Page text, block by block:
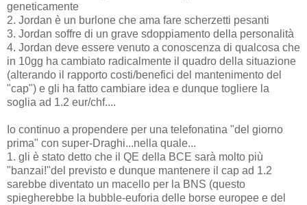
geneticamente
2. Jordan è un burlone che ama fare scherzetti pesanti
3. Jordan soffre di un grave sdoppiamento della personalità
4. Jordan deve essere venuto a conoscenza di qualcosa che
in 10gg ha cambiato radicalmente il quadro della situazione
(alterando il rapporto costi/benefici del mantenimento del
"cap") e gli ha fatto cambiare idea e dunque togliere la
soglia ad 1.2 eur/chf....
Io continuo a propendere per una telefonatina "del giorno
prima" con super-Draghi...nella quale...
1. gli è stato detto che il QE della BCE sarà molto più
"banzai!"del previsto e dunque mantenere il cap ad 1.2
sarebbe diventato un macello per la BNS (questo
spiegherebbe la bubble-euforia delle borse europee e del